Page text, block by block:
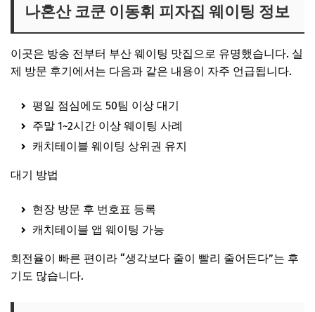
나혼산 코쿤 이동휘 피자집 웨이팅 정보
이곳은 방송 전부터 부산 웨이팅 맛집으로 유명했습니다. 실
제 방문 후기에서는 다음과 같은 내용이 자주 언급됩니다.
평일 점심에도 50팀 이상 대기
주말 1~2시간 이상 웨이팅 사례
캐치테이블 웨이팅 상위권 유지
대기 방법
현장 방문 후 번호표 등록
캐치테이블 앱 웨이팅 가능
회전율이 빠른 편이라 “생각보다 줄이 빨리 줄어든다”는 후
기도 많습니다.